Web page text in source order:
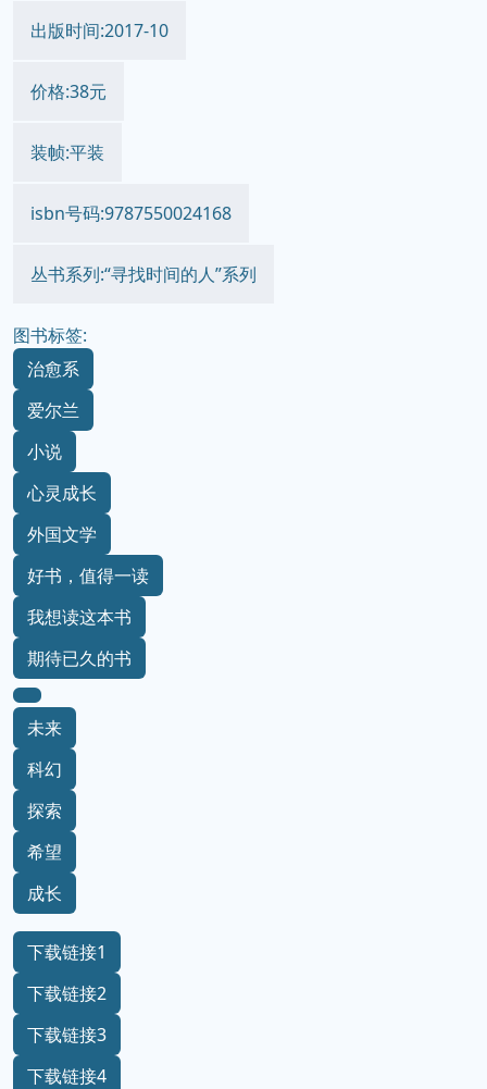
出版时间:2017-10
价格:38元
装帧:平装
isbn号码:9787550024168
丛书系列:“寻找时间的人”系列
图书标签:
治愈系
爱尔兰
小说
心灵成长
外国文学
好书，值得一读
我想读这本书
期待已久的书
未来
科幻
探索
希望
成长
下载链接1
下载链接2
下载链接3
下载链接4